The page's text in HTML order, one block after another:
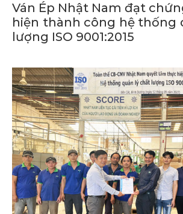
Ván Ép Nhật Nam đạt
hiện thành công hệ thống
lượng ISO 9001:2015